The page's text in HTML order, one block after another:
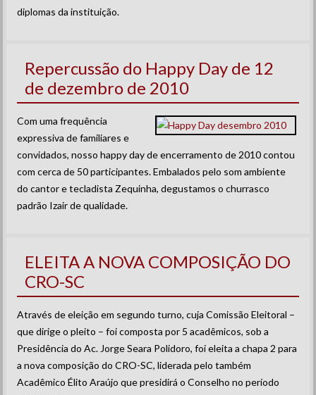
diplomas da instituição.
Repercussão do Happy Day de 12
de dezembro de 2010
Com uma frequência
expressiva de familiares e
convidados, nosso happy day de encerramento de 2010 contou
com cerca de 50 participantes. Embalados pelo som ambiente
do cantor e tecladista Zequinha, degustamos o churrasco
padrão Izair de qualidade.
ELEITA A NOVA COMPOSIÇÃO DO
CRO-SC
Através de eleição em segundo turno, cuja Comissão Eleitoral –
que dirige o pleito – foi composta por 5 acadêmicos, sob a
Presidência do Ac. Jorge Seara Polidoro, foi eleita a chapa 2 para
a nova composição do CRO-SC, liderada pelo também
Acadêmico Élito Araújo que presidirá o Conselho no período